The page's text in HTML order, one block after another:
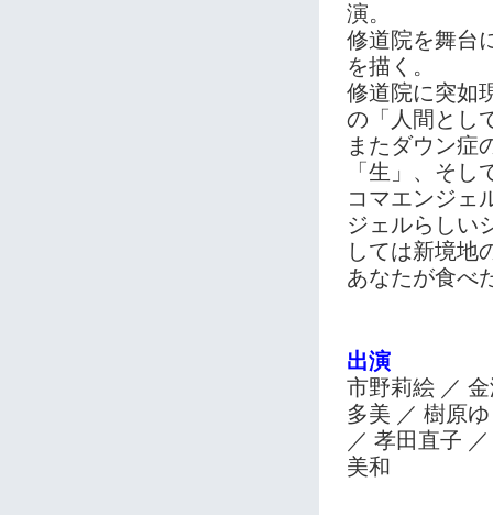
演。
修道院を舞台
を描く。
修道院に突如
の「人間とし
またダウン症
「生」、そ
コマエンジェ
ジェルらしい
しては新境地
あなたが食べ
出演
市野莉絵 ／
多美 ／ 樹原
／ 孝田直子
美和